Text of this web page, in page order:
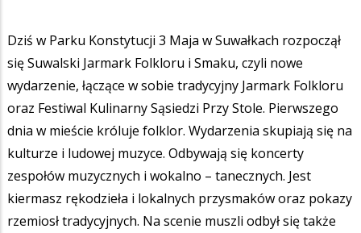
Dziś w Parku Konstytucji 3 Maja w Suwałkach rozpoczął
się Suwalski Jarmark Folkloru i Smaku, czyli nowe
wydarzenie, łączące w sobie tradycyjny Jarmark Folkloru
oraz Festiwal Kulinarny Sąsiedzi Przy Stole. Pierwszego
dnia w mieście króluje folklor. Wydarzenia skupiają się na
kulturze i ludowej muzyce. Odbywają się koncerty
zespołów muzycznych i wokalno – tanecznych. Jest
kiermasz rękodzieła i lokalnych przysmaków oraz pokazy
rzemiosł tradycyjnych. Na scenie muszli odbył się także